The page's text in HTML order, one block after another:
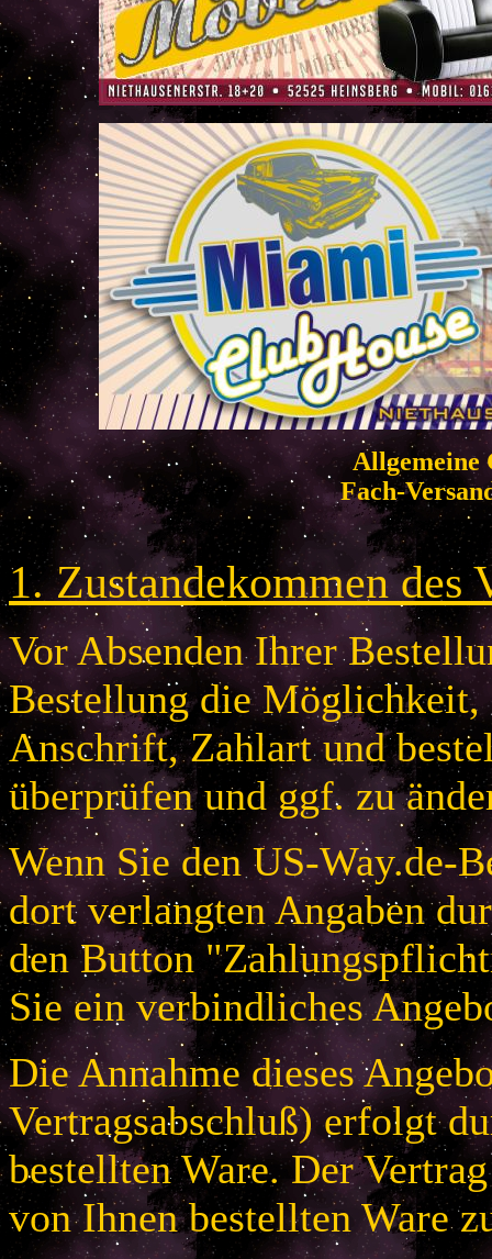
Allgemeine
Fach-
1. Zustandekommen des
Vor Absenden Ihrer
Bestellung die Möglichkeit,
Anschrift, Zahlart und
überprüfen und ggf. zu
Wenn Sie den US-Way.de-
dort verlangten Angaben
den Button
Sie ein verbindliches
Die Annahme dieses
Vertragsabschluß) erfolgt
bestellten Ware. Der
von Ihnen bestellten Ware